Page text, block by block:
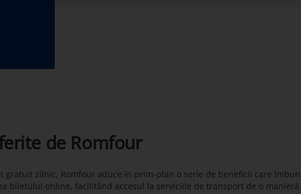
de Romfour
gratuit zilnic, Romfour aduce în prim-plan o serie de beneficii care
biletului online, facilitând accesul la serviciile de transport de o